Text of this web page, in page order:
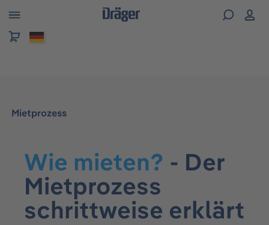
springen
Mietprozess
Wie mieten? - Der
Mietprozess
schrittweise erklärt